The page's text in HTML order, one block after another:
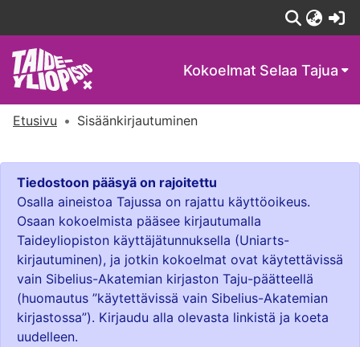
Kokoelmat Selaa Tajua
Etusivu Sisäänkirjautuminen
Tiedostoon pääsyä on rajoitettu
Osalla aineistoa Tajussa on rajattu käyttöoikeus.
Osaan kokoelmista pääsee kirjautumalla
Taideyliopiston käyttäjätunnuksella (Uniarts-
kirjautuminen), ja jotkin kokoelmat ovat käytettävissä
vain Sibelius-Akatemian kirjaston Taju-päätteellä
(huomautus ”käytettävissä vain Sibelius-Akatemian
kirjastossa”). Kirjaudu alla olevasta linkistä ja koeta
uudelleen.